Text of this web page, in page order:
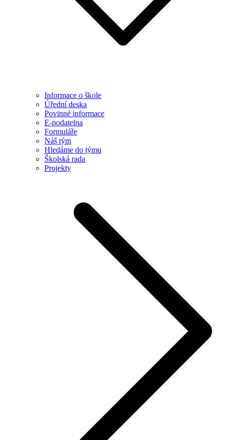
Informace o škole
Úřední deska
Povinné informace
E-podatelna
Formuláře
Náš tým
Hledáme do týmu
Školská rada
Projekty